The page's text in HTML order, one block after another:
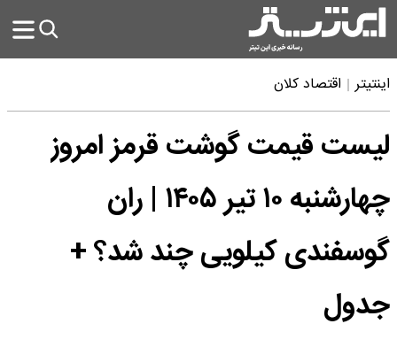
اینتیتر اقتصاد کلان
لیست قیمت گوشت قرمز امروز
چهارشنبه ۱۰ تیر ۱۴۰۵ | ران
گوسفندی کیلویی چند شد؟ +
جدول